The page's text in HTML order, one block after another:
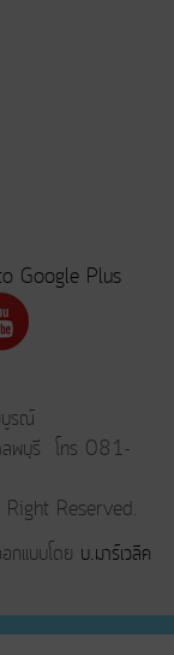
บูรณ์
พบุรี โทร 081-
Reserved.
กแบบโดย บ.มาร์เวลิค